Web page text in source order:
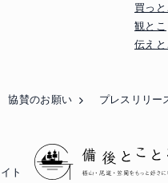
買っと
観とこ
伝えと
協賛のお願い プレスリリー
ト